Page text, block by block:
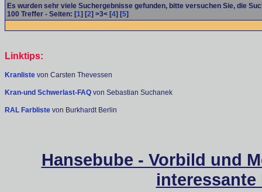
Es wurden sehr viele Suchergebnisse gefunden, bitte versuchen Sie, die
100 Treffer - Seiten: [1] [2] >3< [4] [5]
Linktips:
Kranliste von Carsten Thevessen
Kran-und Schwerlast-FAQ von Sebastian Suchanek
RAL Farbliste von Burkhardt Berlin
Hansebube - Vorbild und